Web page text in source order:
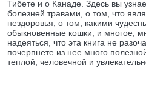
Тибете и о Канаде. Здесь вы
болезней травами, о том, что
нездоровья, о том, какими
обыкновенные кошки, и многое,
надеяться, что эта книга не
почерпнете из нее много
теплой, человечной и